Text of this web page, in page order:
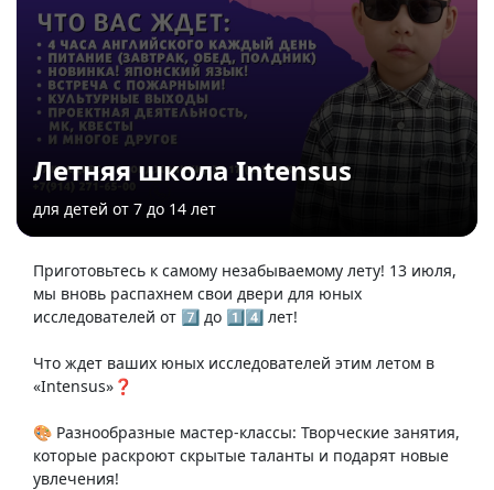
Летняя школа Intensus
для детей от 7 до 14 лет
Приготовьтесь к самому незабываемому лету! 13 июля,
мы вновь распахнем свои двери для юных
исследователей от 7️⃣ до 1️⃣4️⃣ лет!
Что ждет ваших юных исследователей этим летом в
«Intensus»❓
🎨 Разнообразные мастер-классы: Творческие занятия,
которые раскроют скрытые таланты и подарят новые
увлечения!